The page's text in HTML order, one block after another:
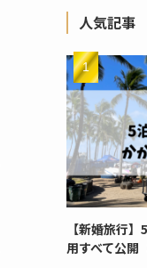
人気記事
【新婚旅行
用すべて公開